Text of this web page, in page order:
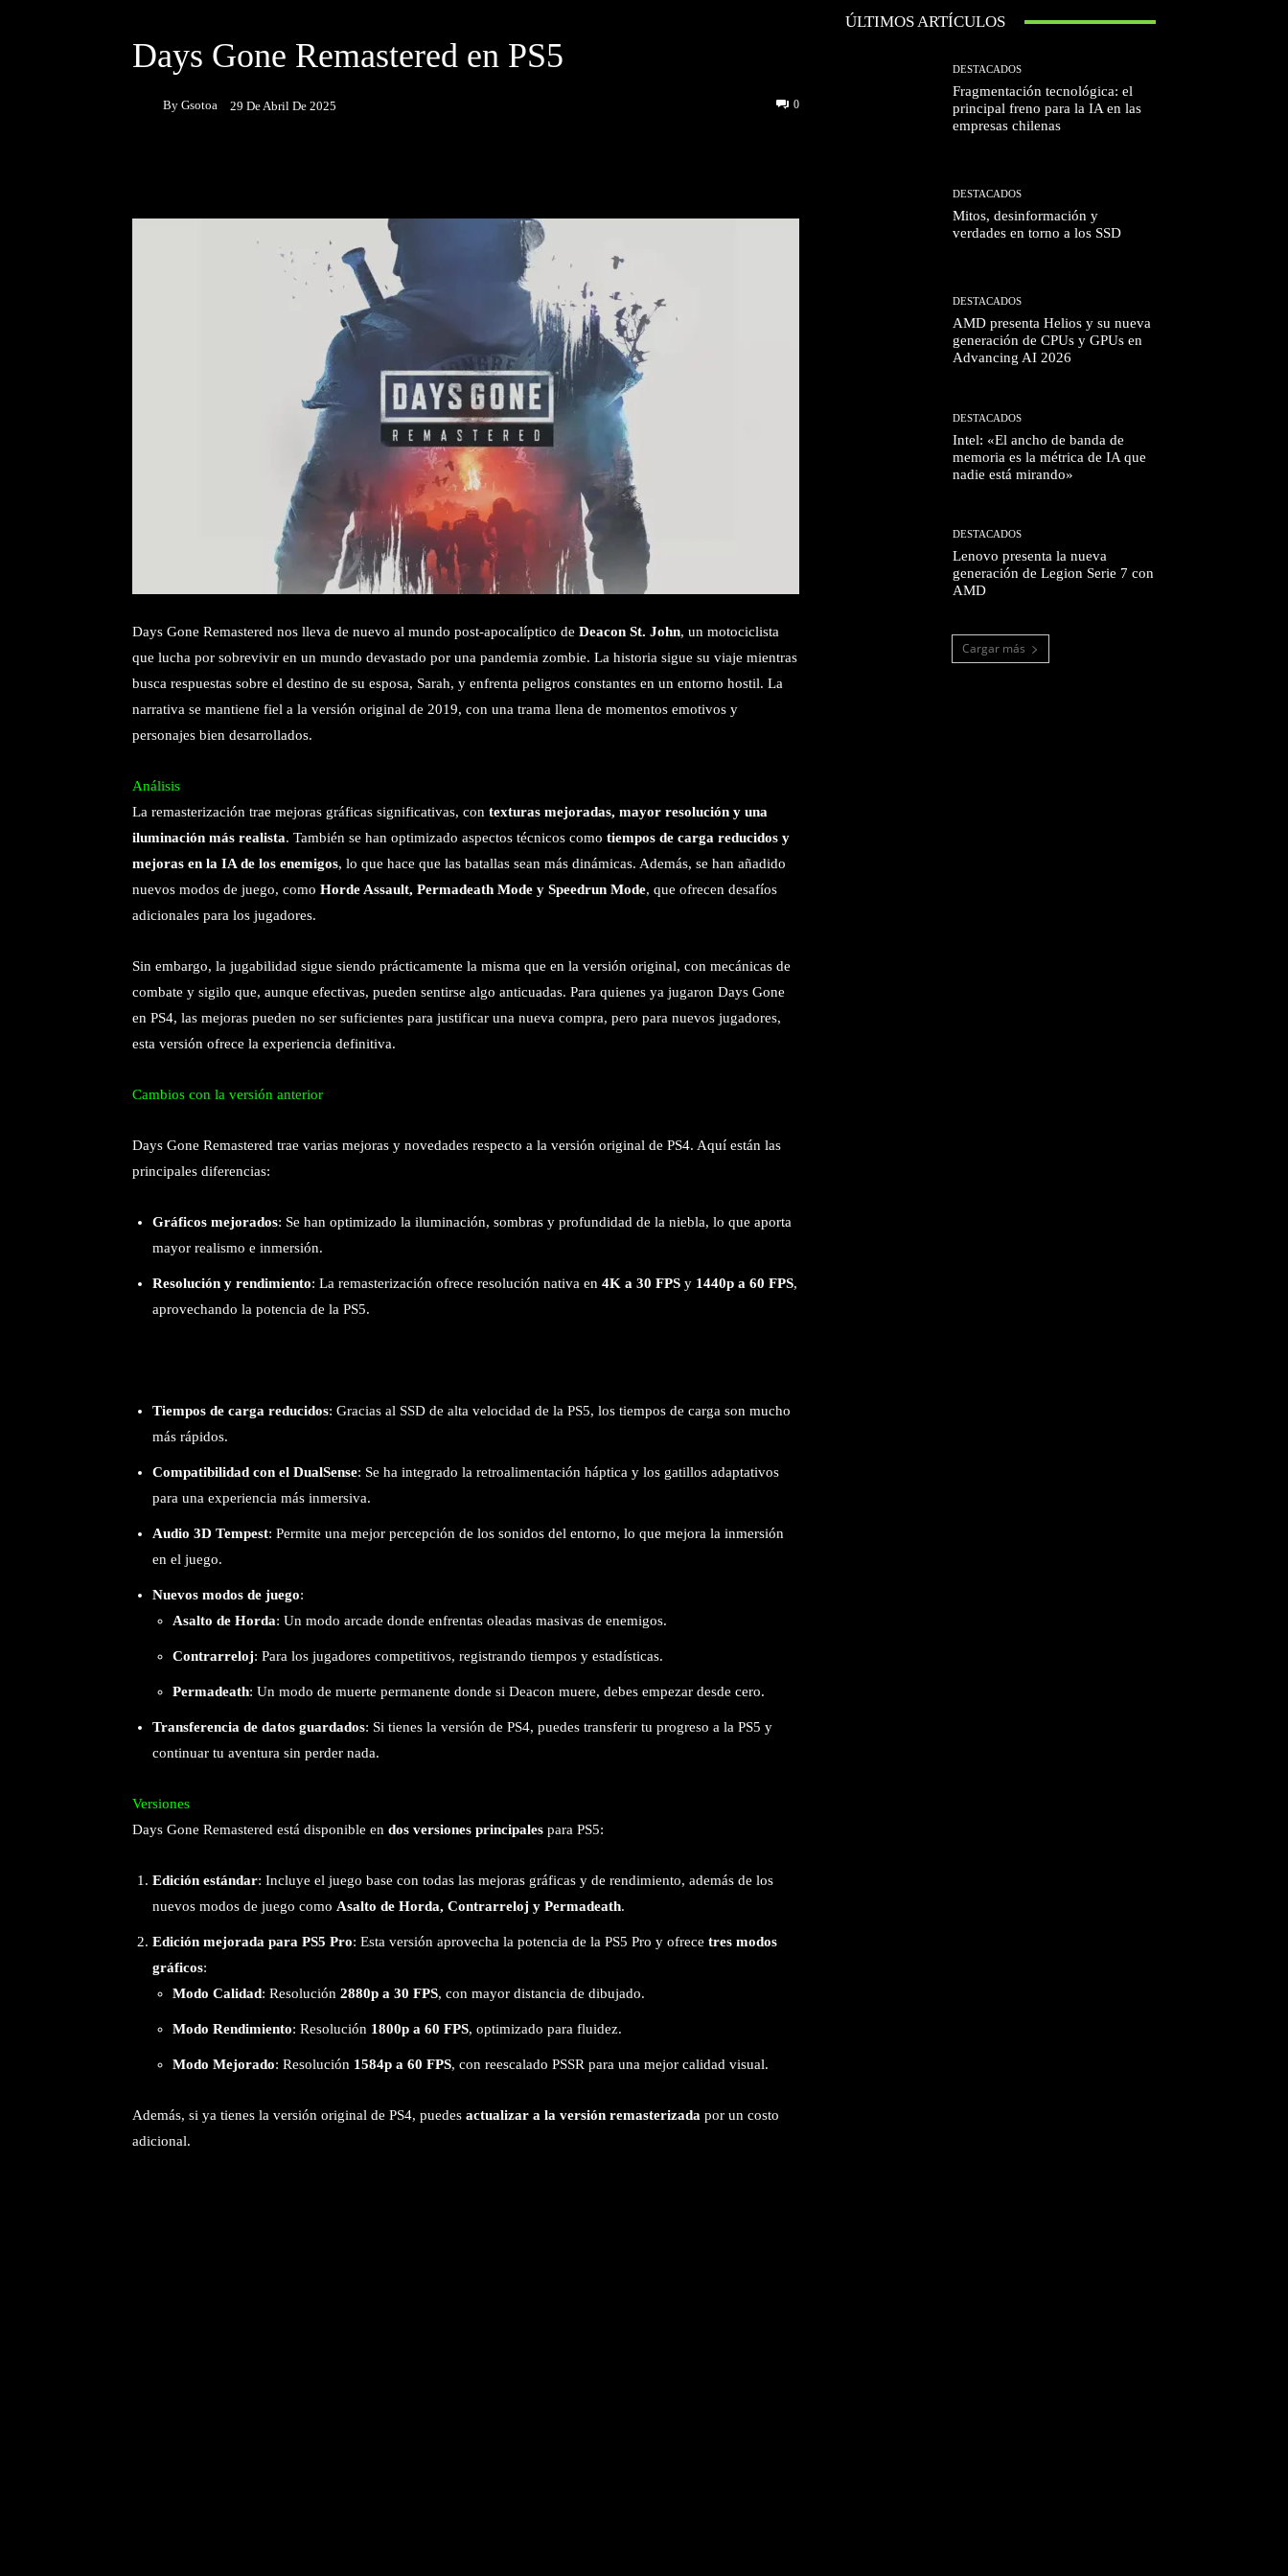
Days Gone Remastered en PS5
By Gsotoa 29 De Abril De 2025 0
Days Gone Remastered nos lleva de nuevo al mundo post-apocalíptico de Deacon St. John, un motociclista
que lucha por sobrevivir en un mundo devastado por una pandemia zombie. La historia sigue su viaje mientras
busca respuestas sobre el destino de su esposa, Sarah, y enfrenta peligros constantes en un entorno hostil. La
narrativa se mantiene fiel a la versión original de 2019, con una trama llena de momentos emotivos y
personajes bien desarrollados.
Análisis
La remasterización trae mejoras gráficas significativas, con texturas mejoradas, mayor resolución y una
iluminación más realista. También se han optimizado aspectos técnicos como tiempos de carga reducidos y
mejoras en la IA de los enemigos, lo que hace que las batallas sean más dinámicas. Además, se han añadido
nuevos modos de juego, como Horde Assault, Permadeath Mode y Speedrun Mode, que ofrecen desafíos
adicionales para los jugadores.
Sin embargo, la jugabilidad sigue siendo prácticamente la misma que en la versión original, con mecánicas de
combate y sigilo que, aunque efectivas, pueden sentirse algo anticuadas. Para quienes ya jugaron Days Gone
en PS4, las mejoras pueden no ser suficientes para justificar una nueva compra, pero para nuevos jugadores,
esta versión ofrece la experiencia definitiva.
Cambios con la versión anterior
Days Gone Remastered trae varias mejoras y novedades respecto a la versión original de PS4. Aquí están las
principales diferencias:
Gráficos mejorados: Se han optimizado la iluminación, sombras y profundidad de la niebla, lo que aporta
mayor realismo e inmersión.
Resolución y rendimiento: La remasterización ofrece resolución nativa en 4K a 30 FPS y 1440p a 60 FPS,
aprovechando la potencia de la PS5.
Tiempos de carga reducidos: Gracias al SSD de alta velocidad de la PS5, los tiempos de carga son mucho
más rápidos.
Compatibilidad con el DualSense: Se ha integrado la retroalimentación háptica y los gatillos adaptativos
para una experiencia más inmersiva.
Audio 3D Tempest: Permite una mejor percepción de los sonidos del entorno, lo que mejora la inmersión
en el juego.
Nuevos modos de juego:
Asalto de Horda: Un modo arcade donde enfrentas oleadas masivas de enemigos.
Contrarreloj: Para los jugadores competitivos, registrando tiempos y estadísticas.
Permadeath: Un modo de muerte permanente donde si Deacon muere, debes empezar desde cero.
Transferencia de datos guardados: Si tienes la versión de PS4, puedes transferir tu progreso a la PS5 y
continuar tu aventura sin perder nada.
Versiones
Days Gone Remastered está disponible en dos versiones principales para PS5:
Edición estándar: Incluye el juego base con todas las mejoras gráficas y de rendimiento, además de los
nuevos modos de juego como Asalto de Horda, Contrarreloj y Permadeath.
Edición mejorada para PS5 Pro: Esta versión aprovecha la potencia de la PS5 Pro y ofrece tres modos
gráficos:
Modo Calidad: Resolución 2880p a 30 FPS, con mayor distancia de dibujado.
Modo Rendimiento: Resolución 1800p a 60 FPS, optimizado para fluidez.
Modo Mejorado: Resolución 1584p a 60 FPS, con reescalado PSSR para una mejor calidad visual.
Además, si ya tienes la versión original de PS4, puedes actualizar a la versión remasterizada por un costo
adicional.
ÚLTIMOS ARTÍCULOS
DESTACADOS
Fragmentación tecnológica: el
principal freno para la IA en las
empresas chilenas
DESTACADOS
Mitos, desinformación y
verdades en torno a los SSD
DESTACADOS
AMD presenta Helios y su nueva
generación de CPUs y GPUs en
Advancing AI 2026
DESTACADOS
Intel: «El ancho de banda de
memoria es la métrica de IA que
nadie está mirando»
DESTACADOS
Lenovo presenta la nueva
generación de Legion Serie 7 con
AMD
Cargar más